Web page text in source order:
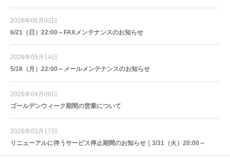
2026年06月03日
6/21（日）22:00～FAXメンテナンスのお知らせ
2026年05月14日
5/18（月）22:00～メールメンテナンスのお知らせ
2026年04月06日
ゴールデンウィーク期間の営業について
2026年03月17日
リニューアルに伴うサービス停止期間のお知らせ｜3/31（火）20:00～